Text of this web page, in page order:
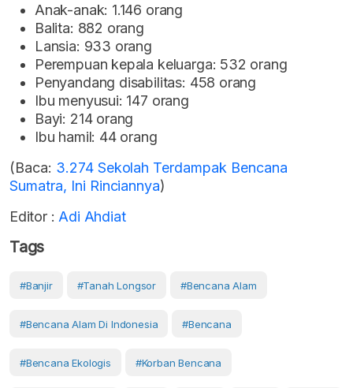
Anak-anak: 1.146 orang
Balita: 882 orang
Lansia: 933 orang
Perempuan kepala keluarga: 532 orang
Penyandang disabilitas: 458 orang
Ibu menyusui: 147 orang
Bayi: 214 orang
Ibu hamil: 44 orang
(Baca: 3.274 Sekolah Terdampak Bencana
Sumatra, Ini Rinciannya)
Editor : Adi Ahdiat
Tags
#banjir #tanah Longsor #Bencana Alam
#Bencana Alam Di Indonesia #bencana
#bencana Ekologis #korban Bencana